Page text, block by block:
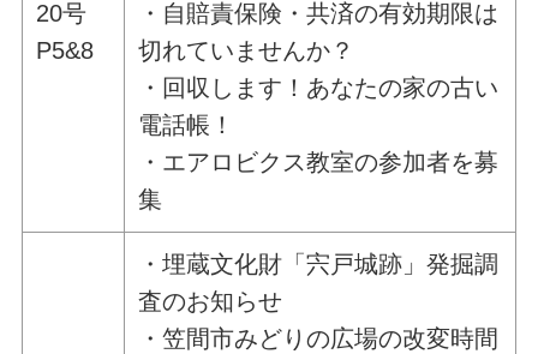
20号
P5&8
・自賠責保険・共済の有効期限は
切れていませんか？
・回収します！あなたの家の古い
電話帳！
・エアロビクス教室の参加者を募
集
・埋蔵文化財「宍戸城跡」発掘調
査のお知らせ
・笠間市みどりの広場の改変時間